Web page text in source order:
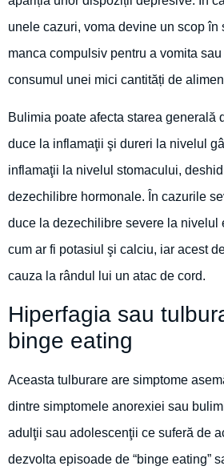
unele cazuri, voma devine un scop în
manca compulsiv pentru a vomita
consumul unei mici cantități de
Bulimia poate afecta starea generală
duce la inflamaţii şi dureri la nivelul
inflamaţii la nivelul stomacului,
dezechilibre hormonale. În cazurile
duce la dezechilibre severe la nivelul
cum ar fi potasiul şi calciu, iar acest
cauza la rândul lui un atac de cord.
Hiperfagia sau
binge eating
Aceasta tulburare are simptome
dintre simptomele anorexiei sau
adulţii sau adolescenţii ce suferă de
dezvolta episoade de “binge eating”